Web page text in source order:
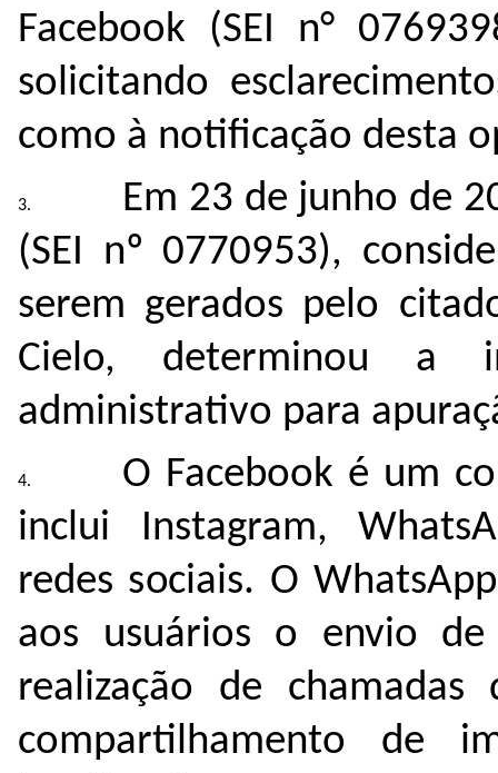
Facebook (SEI n°
solicitando
como à notificação desta
Em 23 de junho de
(SEI nº 0770953),
serem gerados pelo
Cielo, determinou a
administrativo para
O Facebook é um
inclui Instagram,
redes sociais. O
aos usuários o envio
realização de
compartilhamento de